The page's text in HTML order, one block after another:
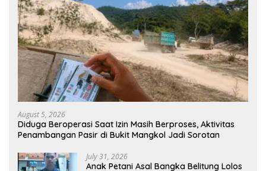
August 5, 2026
Diduga Beroperasi Saat Izin Masih Berproses, Aktivitas
Penambangan Pasir di Bukit Mangkol Jadi Sorotan
July 31, 2026
Anak Petani Asal Bangka Belitung Lolos